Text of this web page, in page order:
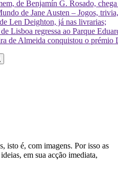
de Benjamín G. Rosado,
de Jane Austen – Jogos,
Len Deighton, já nas livrarias;
Lisboa regressa ao Parque
de Almeida conquistou o
isto é, com imagens. Por isso as
em sua acção imediata,